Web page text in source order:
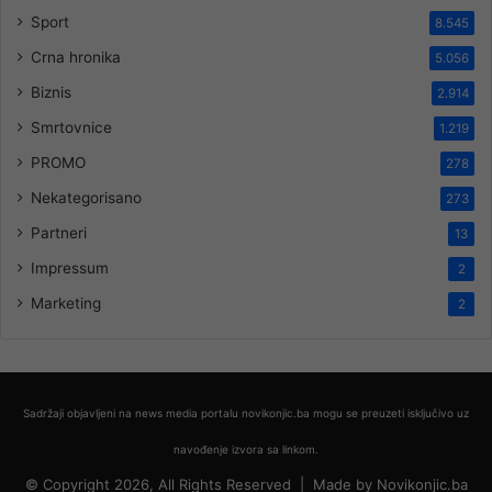
Sport 8.545
Crna hronika 5.056
Biznis 2.914
Smrtovnice 1.219
PROMO 278
Nekategorisano 273
Partneri 13
Impressum 2
Marketing 2
Sadržaji objavljeni na news media portalu novikonjic.ba mogu se preuzeti isključivo uz
navođenje izvora sa linkom.
© Copyright 2026, All Rights Reserved | Made by Novikonjic.ba